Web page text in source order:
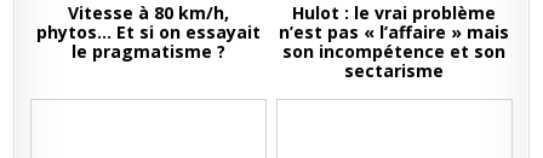
Vitesse à 80 km/h,
phytos… Et si on essayait
le pragmatisme ?
Hulot : le vrai problème
n’est pas « l’affaire » mais
son incompétence et son
sectarisme